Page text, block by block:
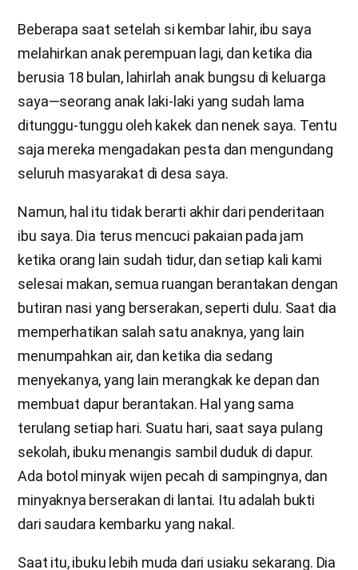
Beberapa saat setelah si kembar lahir, ibu saya
melahirkan anak perempuan lagi, dan ketika dia
berusia 18 bulan, lahirlah anak bungsu di keluarga
saya—seorang anak laki-laki yang sudah lama
ditunggu-tunggu oleh kakek dan nenek saya. Tentu
saja mereka mengadakan pesta dan mengundang
seluruh masyarakat di desa saya.
Namun, hal itu tidak berarti akhir dari penderitaan
ibu saya. Dia terus mencuci pakaian pada jam
ketika orang lain sudah tidur, dan setiap kali kami
selesai makan, semua ruangan berantakan dengan
butiran nasi yang berserakan, seperti dulu. Saat dia
memperhatikan salah satu anaknya, yang lain
menumpahkan air, dan ketika dia sedang
menyekanya, yang lain merangkak ke depan dan
membuat dapur berantakan. Hal yang sama
terulang setiap hari. Suatu hari, saat saya pulang
sekolah, ibuku menangis sambil duduk di dapur.
Ada botol minyak wijen pecah di sampingnya, dan
minyaknya berserakan di lantai. Itu adalah bukti
dari saudara kembarku yang nakal.
Saat itu, ibuku lebih muda dari usiaku sekarang. Dia